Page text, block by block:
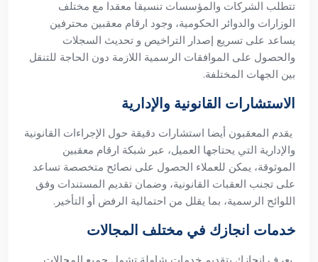
تتطلب الشركات والمؤسسات تنسيقا معقدا مع مختلف
الوزارات والدوائر الحكومية، وجود ارقام معقبين محترفين
يساعد على تسريع إصدار التراخيص و تحديث السجلات
والحصول على الموافقات الرسمية اللازمة دون الحاجة للتنقل
بين الجهات المختلفة.
الاستشارات القانونية والإدارية
يقدم المعقبون أيضا استشارات دقيقة حول الإجراءات القانونية
والإدارية التي يحتاجها العميل، عبر شبكة ارقام معقبين
الموثوقة، يمكن للعملاء الحصول على نصائح متخصصة تساعد
على تجنب العقبات القانونية، وضمان تقديم المستندات وفق
اللوائح الرسمية، بما يقلل من احتمالية الرفض أو التأخير.
خدمات انجازك في مختلف المجالات